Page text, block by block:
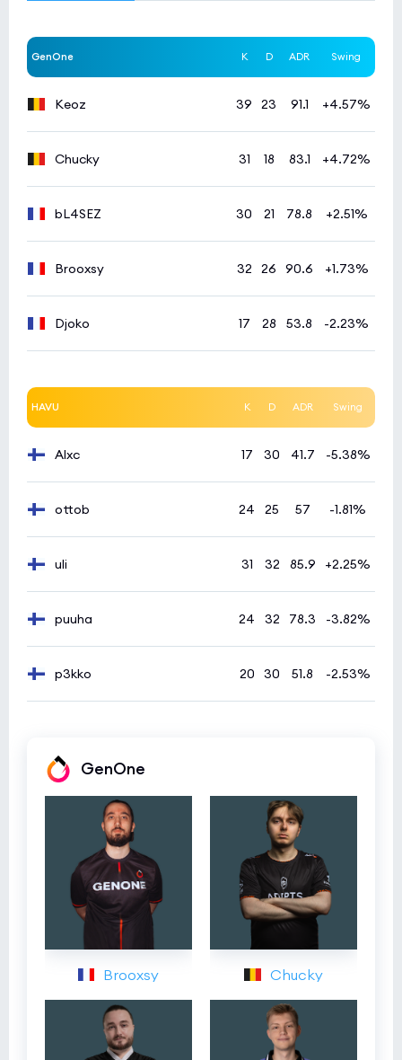
GenOne K D ADR Swing
Keoz 39 23 91.1 +4.57%
Chucky 31 18 83.1 +4.72%
bL4SEZ 30 21 78.8 +2.51%
Brooxsy 32 26 90.6 +1.73%
Djoko 17 28 53.8 -2.23%
HAVU K D ADR Swing
Alxc 17 30 41.7 -5.38%
ottob 24 25 57 -1.81%
uli 31 32 85.9 +2.25%
puuha 24 32 78.3 -3.82%
p3kko 20 30 51.8 -2.53%
GenOne
Brooxsy Chucky